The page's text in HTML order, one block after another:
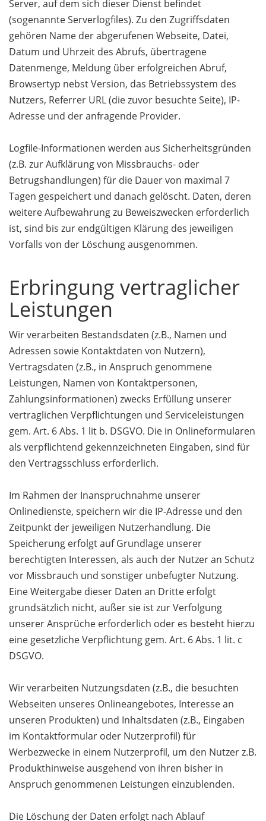
Server, auf dem sich dieser Dienst befindet
(sogenannte Serverlogfiles). Zu den Zugriffsdaten
gehören Name der abgerufenen Webseite, Datei,
Datum und Uhrzeit des Abrufs, übertragene
Datenmenge, Meldung über erfolgreichen Abruf,
Browsertyp nebst Version, das Betriebssystem des
Nutzers, Referrer URL (die zuvor besuchte Seite), IP-
Adresse und der anfragende Provider.
Logfile-Informationen werden aus Sicherheitsgründen
(z.B. zur Aufklärung von Missbrauchs- oder
Betrugshandlungen) für die Dauer von maximal 7
Tagen gespeichert und danach gelöscht. Daten, deren
weitere Aufbewahrung zu Beweiszwecken erforderlich
ist, sind bis zur endgültigen Klärung des jeweiligen
Vorfalls von der Löschung ausgenommen.
Erbringung vertraglicher
Leistungen
Wir verarbeiten Bestandsdaten (z.B., Namen und
Adressen sowie Kontaktdaten von Nutzern),
Vertragsdaten (z.B., in Anspruch genommene
Leistungen, Namen von Kontaktpersonen,
Zahlungsinformationen) zwecks Erfüllung unserer
vertraglichen Verpflichtungen und Serviceleistungen
gem. Art. 6 Abs. 1 lit b. DSGVO. Die in Onlineformularen
als verpflichtend gekennzeichneten Eingaben, sind für
den Vertragsschluss erforderlich.
Im Rahmen der Inanspruchnahme unserer
Onlinedienste, speichern wir die IP-Adresse und den
Zeitpunkt der jeweiligen Nutzerhandlung. Die
Speicherung erfolgt auf Grundlage unserer
berechtigten Interessen, als auch der Nutzer an Schutz
vor Missbrauch und sonstiger unbefugter Nutzung.
Eine Weitergabe dieser Daten an Dritte erfolgt
grundsätzlich nicht, außer sie ist zur Verfolgung
unserer Ansprüche erforderlich oder es besteht hierzu
eine gesetzliche Verpflichtung gem. Art. 6 Abs. 1 lit. c
DSGVO.
Wir verarbeiten Nutzungsdaten (z.B., die besuchten
Webseiten unseres Onlineangebotes, Interesse an
unseren Produkten) und Inhaltsdaten (z.B., Eingaben
im Kontaktformular oder Nutzerprofil) für
Werbezwecke in einem Nutzerprofil, um den Nutzer z.B.
Produkthinweise ausgehend von ihren bisher in
Anspruch genommenen Leistungen einzublenden.
Die Löschung der Daten erfolgt nach Ablauf